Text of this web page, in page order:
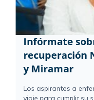
Infórmate
recuperación
y Miramar
Los aspirantes a
viaje para cumplir su